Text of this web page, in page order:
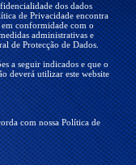
dos dados
de Privacidade encontra
conformidade com o
administrativas e
de Protecção de Dados.
a seguir indicados e que o
deverá utilizar este website
com nossa Política de